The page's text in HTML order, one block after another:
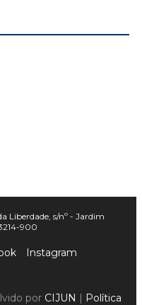
Liberdade, s/nº - Jardim
900
Instagram
por CIJUN | Política